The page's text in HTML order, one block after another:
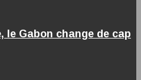
le Gabon change de cap